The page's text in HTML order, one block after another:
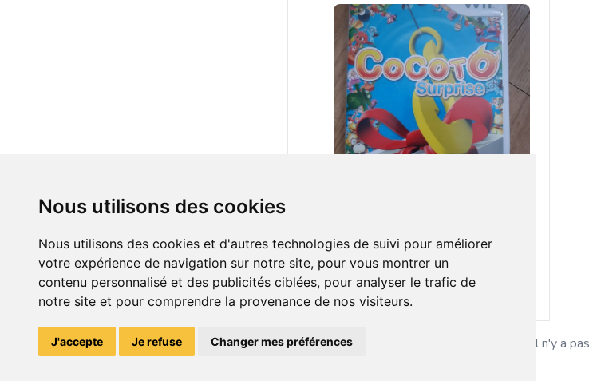
Nous utilisons des cookies
Nous utilisons des cookies et d'autres technologies de suivi pour améliorer
votre expérience de navigation sur notre site, pour vous montrer un
contenu personnalisé et des publicités ciblées, pour analyser le trafic de
notre site et pour comprendre la provenance de nos visiteurs.
J'accepte Je refuse Changer mes préférences
Jeux wii Cocoto suprise
Ajouter au lot
Il n'y a